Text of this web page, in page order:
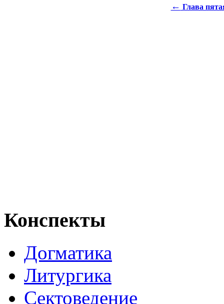
← Глава
Конспекты
Догматика
Литургика
Сектоведение